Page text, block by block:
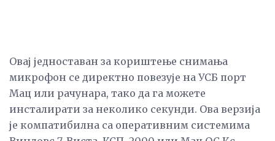
Овај једноставан за кориштење снимања
микрофон се директно повезује на УСБ порт
Мац или рачунара, тако да га можете
инсталирати за неколико секунди. Ова верзија
је компатибилна са оперативним системима